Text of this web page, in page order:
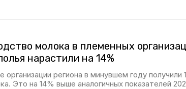
молока в племенных
нарастили на 14%
организации региона в минувшем году получили
Это на 14% выше аналогичных показателей